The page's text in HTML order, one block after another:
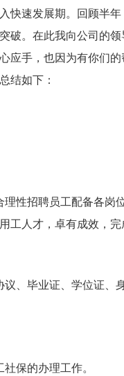
快速发展期。回顾半
破。在此我向公司的
应手，也因为有你们
结如下：
性招聘员工配备各岗
人才，卓有成效，完
、毕业证、学位证、
保的办理工作。